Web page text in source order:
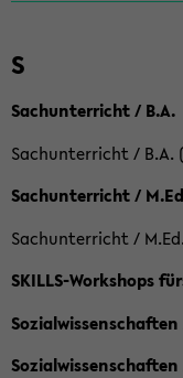
S
Sachunterricht / B.A.
Sachunterricht / B.A.
Sachunterricht /
Sachunterricht /
SKILLS-Workshops
Sozialwissenschaften
Sozialwissenschaften